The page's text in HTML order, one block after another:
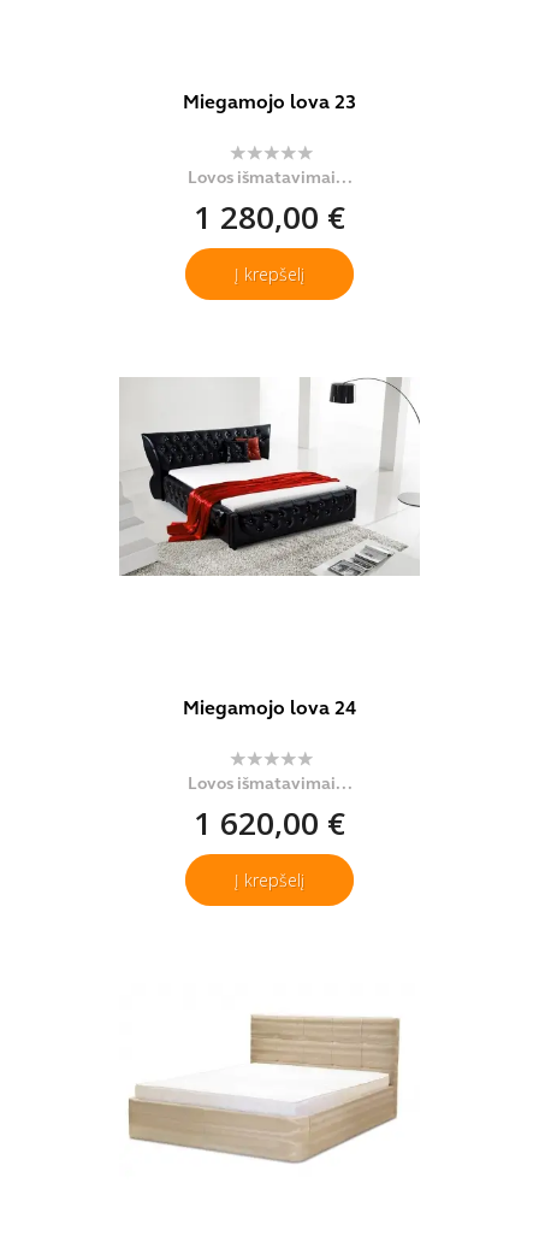
Miegamojo lova 23
Lovos išmatavimai...
1 280,00 €
Į krepšelį
Miegamojo lova 24
Lovos išmatavimai...
1 620,00 €
Į krepšelį